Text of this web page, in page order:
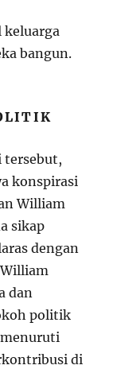
bangun.
tersebut,
konspirasi
William
sikap
dengan
dan
politik
di